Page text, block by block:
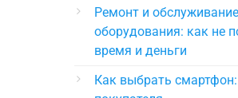
Ремонт и обслуживание
оборудования: как не
время и деньги
Как выбрать